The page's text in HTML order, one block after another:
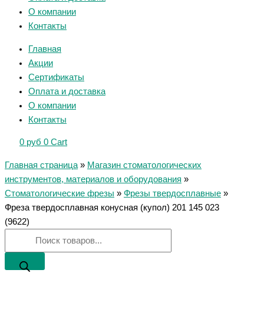
О компании
Контакты
Главная
Акции
Сертификаты
Оплата и доставка
О компании
Контакты
0 руб 0 Cart
Главная страница » Магазин стоматологических
инструментов, материалов и оборудования »
Стоматологические фрезы » Фрезы твердосплавные »
Фреза твердосплавная конусная (купол) 201 145 023
(9622)